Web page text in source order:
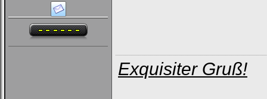
Exquisiter Gruß!